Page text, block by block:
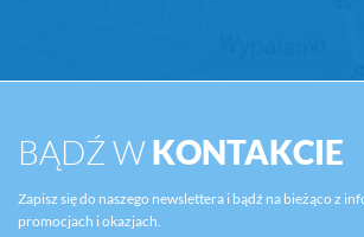
BĄDŹ WKONTAKCIE
Zapisz się do naszego newslettera i bądź na bieżąco z
promocjach i okazjach.